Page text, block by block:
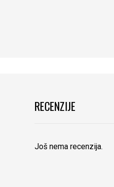
RECENZIJE
Još nema recenzija.